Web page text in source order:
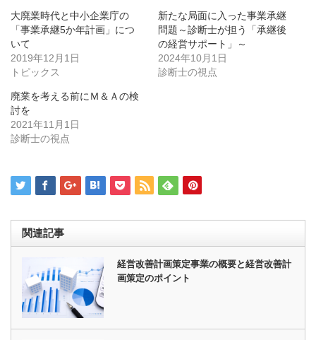
共
有
(新
し
ウ
ィ
ン
ド
ウ
で
き
ま
す)
ク
リ
ッ
ク
て
く
い
(新
い
ウ
で
開
き
大廃業時代と中小企業庁の
「事業承継5か年計画」につ
いて
2019年12月1日
トピックス
新たな局面に入った事業承継
問題～診断士が担う「承継後
の経営サポート」～
2024年10月1日
診断士の視点
廃業を考える前にＭ＆Ａの検
討を
2021年11月1日
診断士の視点
関連記事
経営改善計画策定事業の概要と経営改善計
画策定のポイント